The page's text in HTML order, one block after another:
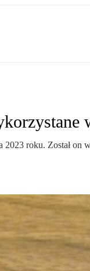
roku. Został